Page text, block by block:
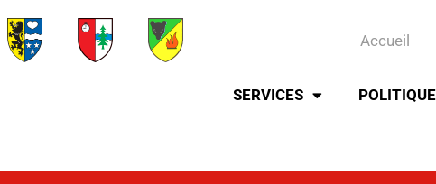
Accueil
SERVICES POLITIQUE